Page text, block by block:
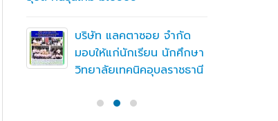
บริษัท แลคตาซอย จำกัด
มอบให้แก่นักเรียน นักศึกษา
วิทยาลัยเทคนิคอุบลราชธานี